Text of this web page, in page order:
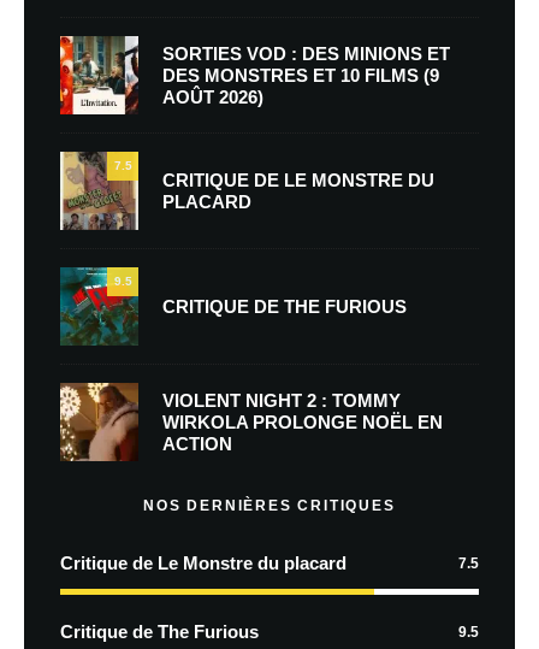
SORTIES VOD : DES MINIONS ET
DES MONSTRES ET 10 FILMS (9
AOÛT 2026)
7.5
CRITIQUE DE LE MONSTRE DU
PLACARD
9.5
CRITIQUE DE THE FURIOUS
VIOLENT NIGHT 2 : TOMMY
WIRKOLA PROLONGE NOËL EN
ACTION
NOS DERNIÈRES CRITIQUES
Critique de Le Monstre du placard 7.5
Critique de The Furious 9.5